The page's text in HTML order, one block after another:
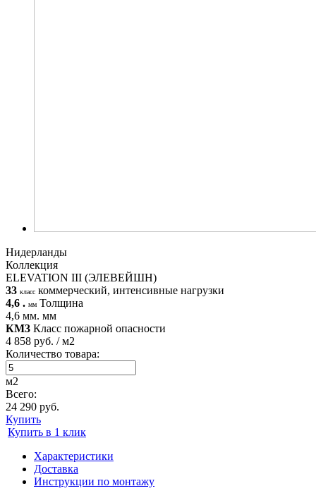
Нидерланды
Коллекция
ELEVATION III (ЭЛЕВЕЙШН)
33 класс коммерческий, интенсивные нагрузки
4,6 . мм Толщина
4,6 мм. мм
КМ3 Класс пожарной опасности
4 858 руб. / м2
Количество товара:
м2
Всего:
24 290 руб.
Купить
Купить в 1 клик
Характеристики
Доставка
Инструкции по монтажу